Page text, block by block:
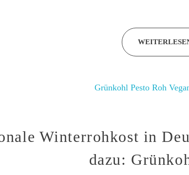
Winterrohkost in
dazu: